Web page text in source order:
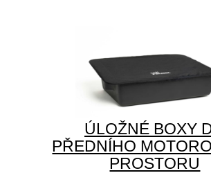
ÚLOŽNÉ BOXY
PŘEDNÍHO
PROSTORU